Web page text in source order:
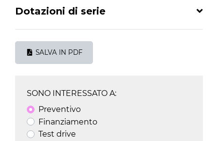
Dotazioni di serie
SALVA IN PDF
SONO INTERESSATO A:
Preventivo
Finanziamento
Test drive